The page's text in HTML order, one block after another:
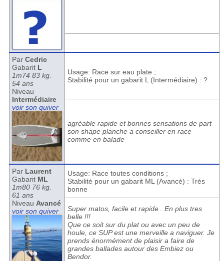
Par Cedric
Gabarit L
1m74 83 kg.
54 ans
Niveau
Intermédiaire
voir son quiver
Usage: Race sur eau plate ;
Stabilité pour un gabarit L (Intermédiaire) : ?
agréable rapide et bonnes sensations de part
son shape planche a conseiller en race
comme en balade
Par Laurent
Gabarit ML
1m80 76 kg.
61 ans
Niveau Avancé
voir son quiver
Usage: Race toutes conditions ;
Stabilité pour un gabarit ML (Avancé) : Très
bonne
Super matos, facile et rapide . En plus tres
belle !!!
Que ce soit sur du plat ou avec un peu de
houle, ce SUP est une merveille a naviguer. Je
prends énormément de plaisir a faire de
grandes ballades autour des Embiez ou
Bendor.